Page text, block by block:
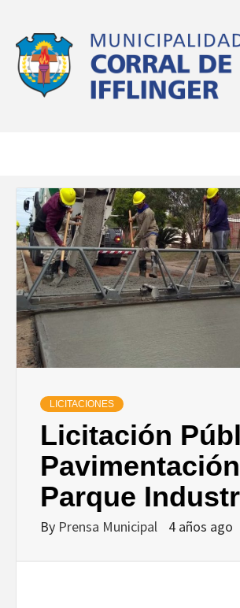
content
DE
LICITACIONES
Licitación
Parque
By Prensa Municipal 4 años ago